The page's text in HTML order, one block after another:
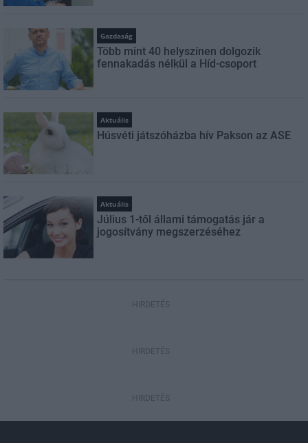
Gazdaság
Több mint 40 helyszínen dolgozik
fennakadás nélkül a Híd-csoport
Aktuális
Húsvéti játszóházba hív Pakson az ASE
Aktuális
Július 1-től állami támogatás jár a
jogosítvány megszerzéséhez
HIRDETÉS
HIRDETÉS
HIRDETÉS